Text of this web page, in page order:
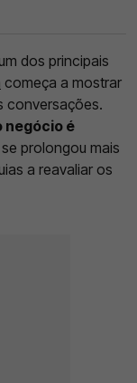
dos principais
começa a mostrar
conversações.
negócio é
prolongou mais
a reavaliar os